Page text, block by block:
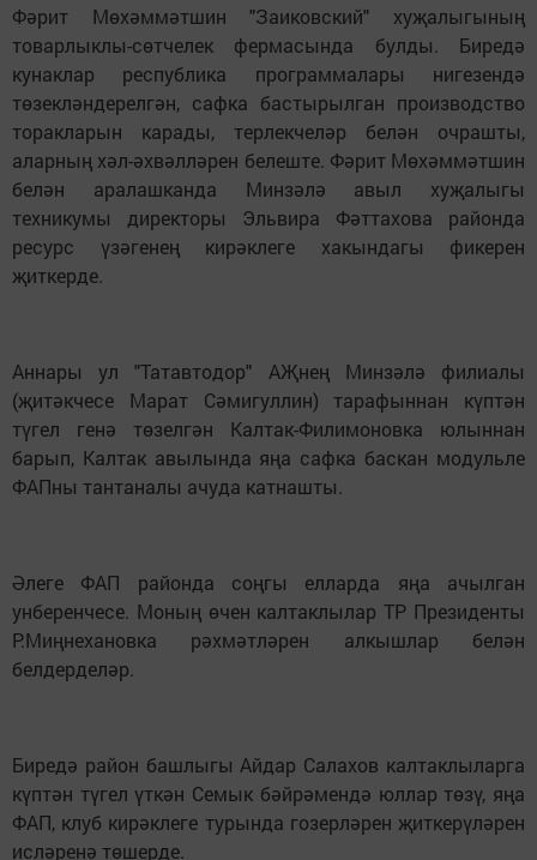
Фәрит Мөхәммәтшин "Заиковский" хуҗалыгының
товарлыклы-сөтчелек фермасында булды. Биредә
кунаклар республика программалары нигезендә
төзекләндерелгән, сафка бастырылган производство
торакларын карады, терлекчеләр белән очрашты,
аларның хәл-әхвәлләрен белеште. Фәрит Мөхәммәтшин
белән аралашканда Минзәлә авыл хуҗалыгы
техникумы директоры Эльвира Фәттахова районда
ресурс үзәгенең кирәклеге хакындагы фикерен
җиткерде.
Аннары ул "Татавтодор" АҖнең Минзәлә филиалы
(җитәкчесе Марат Сәмигуллин) тарафыннан күптән
түгел генә төзелгән Калтак-Филимоновка юлыннан
барып, Калтак авылында яңа сафка баскан модульле
ФАПны тантаналы ачуда катнашты.
Әлеге ФАП районда соңгы елларда яңа ачылган
унберенчесе. Моның өчен калтаклылар ТР Президенты
Р.Миңнехановка рәхмәтләрен алкышлар белән
белдерделәр.
Биредә район башлыгы Айдар Салахов калтаклыларга
күптән түгел үткән Семык бәйрәмендә юллар төзү, яңа
ФАП, клуб кирәклеге турында гозерләрен җиткерүләрен
исләренә төшерде.